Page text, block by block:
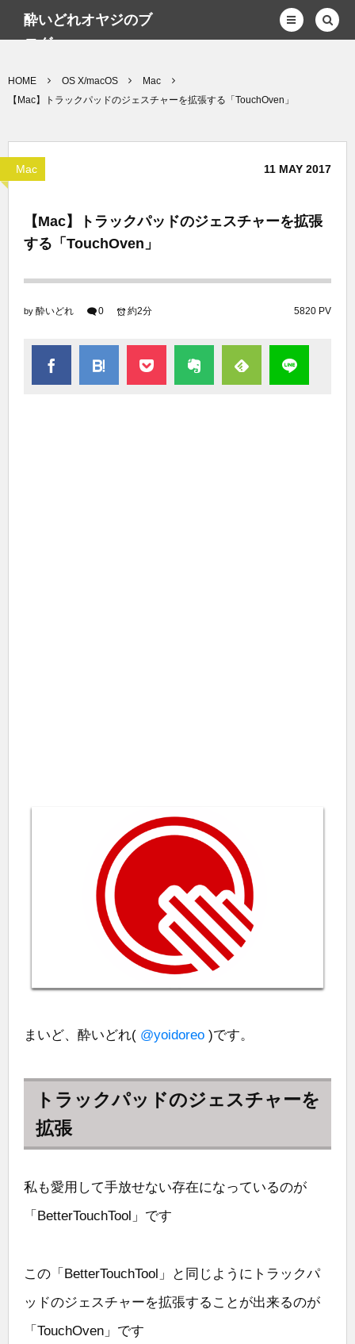
酔いどれオヤジのブ
ログwp
HOME OS X/macOS
Mac
【Mac】トラックパッドのジェスチャーを拡張する「TouchOven」
Mac 11 MAY 2017
【Mac】トラックパッドのジェスチャーを拡張
する「TouchOven」
by 酔いどれ 0 5820 PV
約2分
まいど、酔いどれ( @yoidoreo )です。
トラックパッドのジェスチャーを
拡張
私も愛用して手放せない存在になっているのが
「BetterTouchTool」です
この「BetterTouchTool」と同じようにトラックパ
ッドのジェスチャーを拡張することが出来るのが
「TouchOven」です